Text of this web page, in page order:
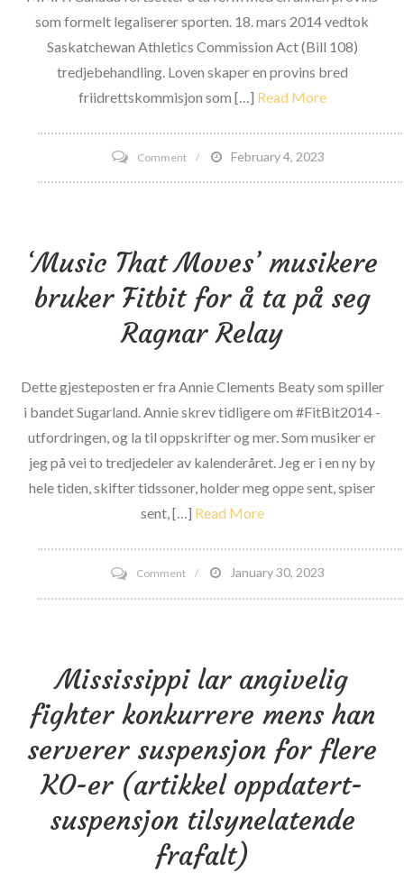
som formelt legaliserer sporten. 18. mars 2014 vedtok
Saskatchewan Athletics Commission Act (Bill 108)
tredjebehandling. Loven skaper en provins bred
friidrettskommisjon som […] Read More
Commenton
Saskatchewan
Bill
over
i
February 4, 2023
‘Music That Moves’ musikere
bruker Fitbit for å ta på seg
Ragnar Relay
Dette gjesteposten er fra Annie Clements Beaty som spiller
i bandet Sugarland. Annie skrev tidligere om #FitBit2014 -
utfordringen, og la til oppskrifter og mer. Som musiker er
jeg på vei to tredjedeler av kalenderåret. Jeg er i en ny by
hele tiden, skifter tidssoner, holder meg oppe sent, spiser
sent, […] Read More
Commenton
‘Music
musikere
Fitbit
for
å
ta
på
seg
Ragnar
January 30, 2023
Mississippi lar angivelig
fighter konkurrere mens han
serverer suspensjon for flere
KO-er (artikkel oppdatert-
suspensjon tilsynelatende
frafalt)